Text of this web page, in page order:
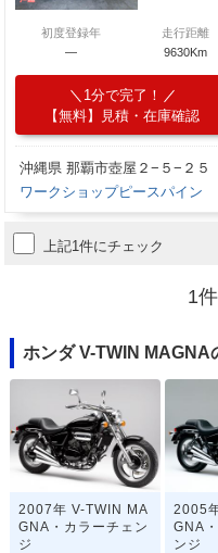
初度登録年
―
走行距離
9630Km
1分で完了！
【無料】見積・在庫確認
沖縄県 那覇市壺屋２−５−２５
ワークショップピースパイン
上記1件にチェック
1
ホンダ V-TWIN MAGNA
2007年 V-TWIN MA
GNA・カラーチェン
ジ
2005
GNA
ンジ